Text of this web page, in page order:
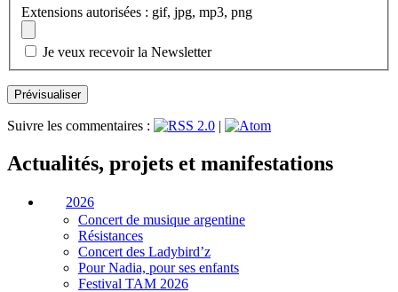
Extensions autorisées : gif, jpg, mp3, png
Je veux recevoir la Newsletter
Suivre les commentaires : |
Actualités, projets et manifestations
2026
Concert de musique argentine
Résistances
Concert des Ladybird’z
Pour Nadia, pour ses enfants
Festival TAM 2026